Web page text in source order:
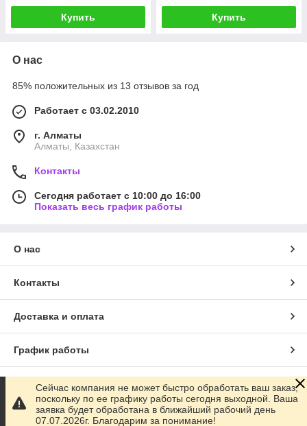
Купить Купить
О нас
85% положительных из 13 отзывов за год
Работает с 03.02.2010
г. Алматы
Алматы, Казахстан
Контакты
Сегодня работает с 10:00 до 16:00
Показать весь график работы
О нас
Контакты
Доставка и оплата
График работы
Полная версия сайта
Сайт создан на маркетплейсе Satu.kz
Сейчас компания не может быстро обработать ваш заказ,
поскольку по ее графику работы сегодня выходной. Ваша
заявка будет обработана в ближайший рабочий день
07.07.2026г. Благодарим за понимание!